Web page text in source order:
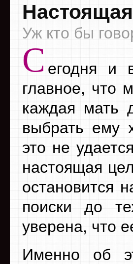
Уж кто бы
С егодня и
главное, что
каждая мать
выбрать ему
это не
настоящая
остановится
поиски до
уверена, что
Именно об